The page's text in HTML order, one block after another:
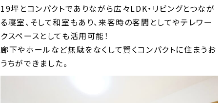
19坪とコンパクトでありながら広々LDK・リビングとつなが
る寝室、そして和室もあり、来客時の客間としてやテレワー
クスペースとしても活用可能！
廊下やホールなど無駄をなくして賢くコンパクトに住まうお
うちができました。